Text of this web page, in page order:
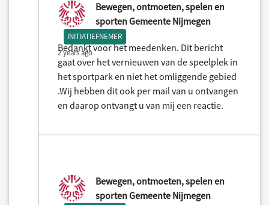
Bewegen, ontmoeten, spelen en
sporten Gemeente Nijmegen
INITIATIEFNEMER
2 years ago
Bedankt voor het meedenken. Dit bericht
gaat over het vernieuwen van de speelplek in
het sportpark en niet het omliggende gebied
.Wij hebben dit ook per mail van u ontvangen
en daarop ontvangt u van mij een reactie.
Bewegen, ontmoeten, spelen en
sporten Gemeente Nijmegen